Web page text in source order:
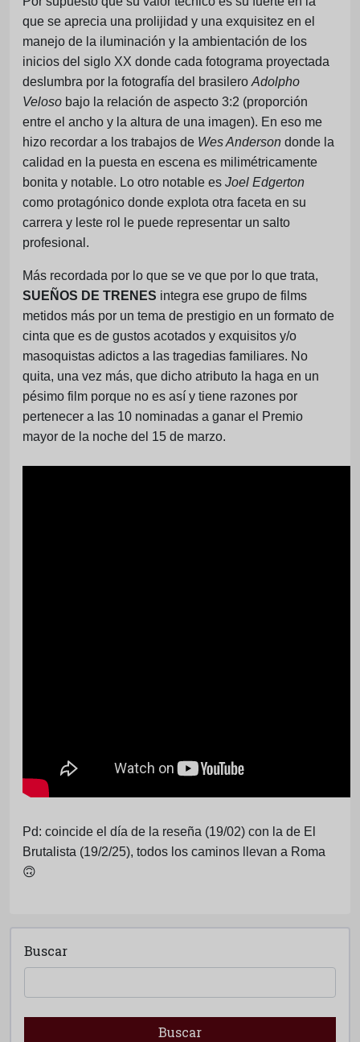
que se aprecia una prolijidad y una exquisitez en el
manejo de la iluminación y la ambientación de los
inicios del siglo XX donde cada fotograma proyectada
deslumbra por la fotografía del brasilero Adolpho
Veloso bajo la relación de aspecto 3:2 (proporción
entre el ancho y la altura de una imagen). En eso me
hizo recordar a los trabajos de Wes Anderson donde la
calidad en la puesta en escena es milimétricamente
bonita y notable. Lo otro notable es Joel Edgerton
como protagónico donde explota otra faceta en su
carrera y leste rol le puede representar un salto
profesional.
Más recordada por lo que se ve que por lo que trata,
SUEÑOS DE TRENES integra ese grupo de films
metidos más por un tema de prestigio en un formato de
cinta que es de gustos acotados y exquisitos y/o
masoquistas adictos a las tragedias familiares. No
quita, una vez más, que dicho atributo la haga en un
pésimo film porque no es así y tiene razones por
pertenecer a las 10 nominadas a ganar el Premio
mayor de la noche del 15 de marzo.
Pd: coincide el día de la reseña (19/02) con la de El
Brutalista (19/2/25), todos los caminos llevan a Roma
🙃
Buscar
Buscar